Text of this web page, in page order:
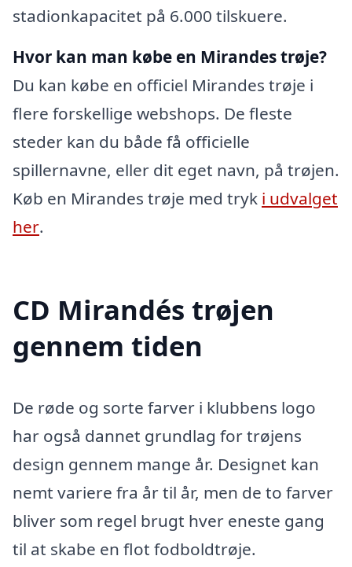
stadionkapacitet på 6.000 tilskuere.
Hvor kan man købe en Mirandes trøje?
Du kan købe en officiel Mirandes trøje i
flere forskellige webshops. De fleste
steder kan du både få officielle
spillernavne, eller dit eget navn, på trøjen.
Køb en Mirandes trøje med tryk i udvalget
her.
CD Mirandés trøjen
gennem tiden
De røde og sorte farver i klubbens logo
har også dannet grundlag for trøjens
design gennem mange år. Designet kan
nemt variere fra år til år, men de to farver
bliver som regel brugt hver eneste gang
til at skabe en flot fodboldtrøje.